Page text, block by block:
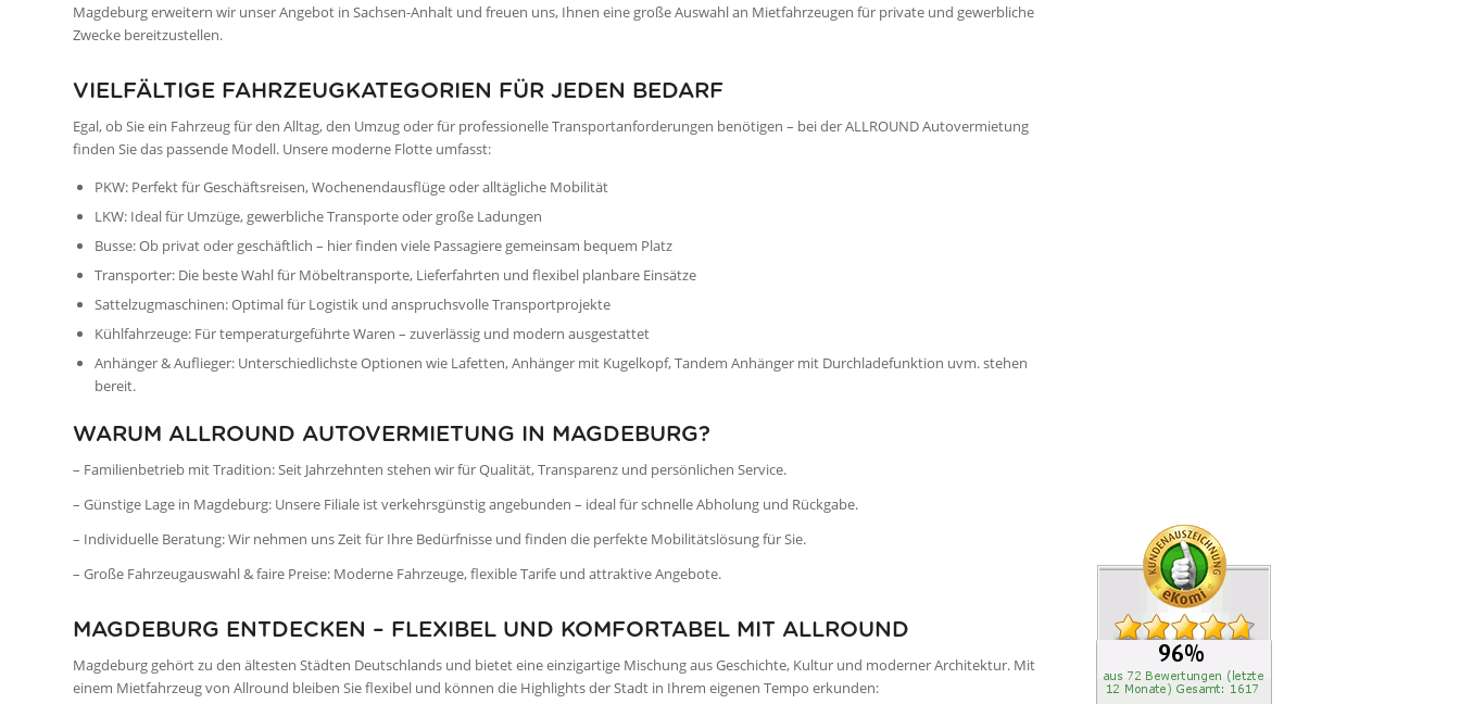
Magdeburg erweitern wir unser Angebot in Sachsen-Anhalt und freuen uns, Ihnen eine große Auswahl an Mietfahrzeugen für private und gewerbliche
Zwecke bereitzustellen.
VIELFÄLTIGE FAHRZEUGKATEGORIEN FÜR JEDEN BEDARF
Egal, ob Sie ein Fahrzeug für den Alltag, den Umzug oder für professionelle Transportanforderungen benötigen – bei der ALLROUND Autovermietung
finden Sie das passende Modell. Unsere moderne Flotte umfasst:
PKW: Perfekt für Geschäftsreisen, Wochenendausflüge oder alltägliche Mobilität
LKW: Ideal für Umzüge, gewerbliche Transporte oder große Ladungen
Busse: Ob privat oder geschäftlich – hier finden viele Passagiere gemeinsam bequem Platz
Transporter: Die beste Wahl für Möbeltransporte, Lieferfahrten und flexibel planbare Einsätze
Sattelzugmaschinen: Optimal für Logistik und anspruchsvolle Transportprojekte
Kühlfahrzeuge: Für temperaturgeführte Waren – zuverlässig und modern ausgestattet
Anhänger & Auflieger: Unterschiedlichste Optionen wie Lafetten, Anhänger mit Kugelkopf, Tandem Anhänger mit Durchladefunktion uvm. stehen
bereit.
WARUM ALLROUND AUTOVERMIETUNG IN MAGDEBURG?
– Familienbetrieb mit Tradition: Seit Jahrzehnten stehen wir für Qualität, Transparenz und persönlichen Service.
– Günstige Lage in Magdeburg: Unsere Filiale ist verkehrsgünstig angebunden – ideal für schnelle Abholung und Rückgabe.
– Individuelle Beratung: Wir nehmen uns Zeit für Ihre Bedürfnisse und finden die perfekte Mobilitätslösung für Sie.
– Große Fahrzeugauswahl & faire Preise: Moderne Fahrzeuge, flexible Tarife und attraktive Angebote.
MAGDEBURG ENTDECKEN – FLEXIBEL UND KOMFORTABEL MIT ALLROUND
Magdeburg gehört zu den ältesten Städten Deutschlands und bietet eine einzigartige Mischung aus Geschichte, Kultur und moderner Architektur. Mit
einem Mietfahrzeug von Allround bleiben Sie flexibel und können die Highlights der Stadt in Ihrem eigenen Tempo erkunden: